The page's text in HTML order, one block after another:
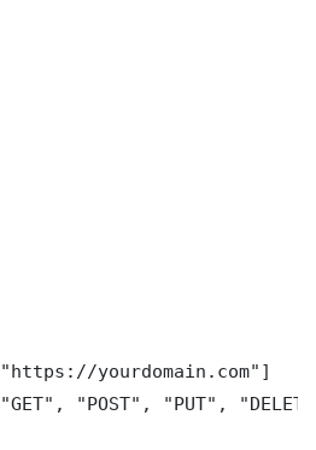
yourdomain.com"]
"POST", "PUT",